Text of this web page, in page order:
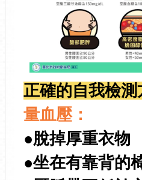
正確的自我檢測
量血壓：
●脫掉厚重衣物
●坐在有靠背的